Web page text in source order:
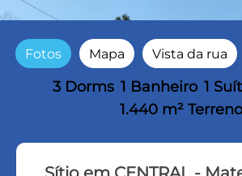
Fotos Mapa Vista da rua
3 Dorms 1 Banheiro 1
1.440 m² Terreno